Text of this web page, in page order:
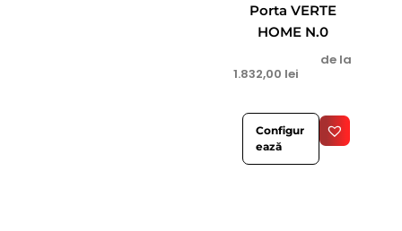
Porta VERTE
HOME N.0
de la
1.832,00 lei
Configur
ează